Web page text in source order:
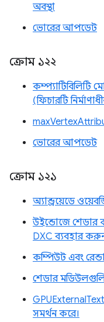
অবস্থা
ভোরের আপডেট
ক্রোম ১২২
কম্প্যাটিবিলিটি
(ফিচারটি
ভোরের আপডেট
ক্রোম ১২১
অ্যান্ড্রয়েডে
উইন্ডোজে শেডার
DXC ব্যবহার
কম্পিউট এবং
শেডার
সমর্থন করে।